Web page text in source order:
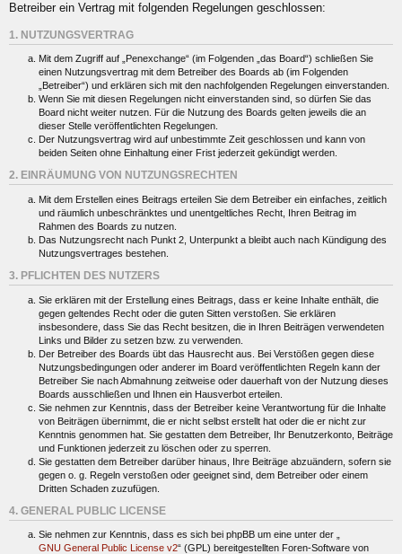
Betreiber ein Vertrag mit folgenden Regelungen geschlossen:
1. NUTZUNGSVERTRAG
Mit dem Zugriff auf „Penexchange“ (im Folgenden „das Board“) schließen Sie
einen Nutzungsvertrag mit dem Betreiber des Boards ab (im Folgenden
„Betreiber“) und erklären sich mit den nachfolgenden Regelungen einverstanden.
Wenn Sie mit diesen Regelungen nicht einverstanden sind, so dürfen Sie das
Board nicht weiter nutzen. Für die Nutzung des Boards gelten jeweils die an
dieser Stelle veröffentlichten Regelungen.
Der Nutzungsvertrag wird auf unbestimmte Zeit geschlossen und kann von
beiden Seiten ohne Einhaltung einer Frist jederzeit gekündigt werden.
2. EINRÄUMUNG VON NUTZUNGSRECHTEN
Mit dem Erstellen eines Beitrags erteilen Sie dem Betreiber ein einfaches, zeitlich
und räumlich unbeschränktes und unentgeltliches Recht, Ihren Beitrag im
Rahmen des Boards zu nutzen.
Das Nutzungsrecht nach Punkt 2, Unterpunkt a bleibt auch nach Kündigung des
Nutzungsvertrages bestehen.
3. PFLICHTEN DES NUTZERS
Sie erklären mit der Erstellung eines Beitrags, dass er keine Inhalte enthält, die
gegen geltendes Recht oder die guten Sitten verstoßen. Sie erklären
insbesondere, dass Sie das Recht besitzen, die in Ihren Beiträgen verwendeten
Links und Bilder zu setzen bzw. zu verwenden.
Der Betreiber des Boards übt das Hausrecht aus. Bei Verstößen gegen diese
Nutzungsbedingungen oder anderer im Board veröffentlichten Regeln kann der
Betreiber Sie nach Abmahnung zeitweise oder dauerhaft von der Nutzung dieses
Boards ausschließen und Ihnen ein Hausverbot erteilen.
Sie nehmen zur Kenntnis, dass der Betreiber keine Verantwortung für die Inhalte
von Beiträgen übernimmt, die er nicht selbst erstellt hat oder die er nicht zur
Kenntnis genommen hat. Sie gestatten dem Betreiber, Ihr Benutzerkonto, Beiträge
und Funktionen jederzeit zu löschen oder zu sperren.
Sie gestatten dem Betreiber darüber hinaus, Ihre Beiträge abzuändern, sofern sie
gegen o. g. Regeln verstoßen oder geeignet sind, dem Betreiber oder einem
Dritten Schaden zuzufügen.
4. GENERAL PUBLIC LICENSE
Sie nehmen zur Kenntnis, dass es sich bei phpBB um eine unter der „
GNU General Public License v2“ (GPL) bereitgestellten Foren-Software von